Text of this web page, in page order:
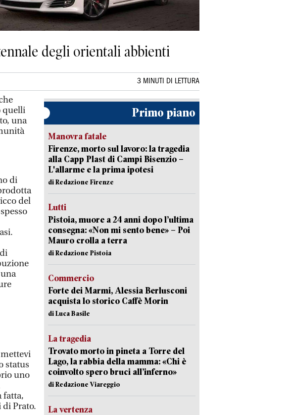
degli orientali abbienti
3 MINUTI DI LETTURA
quelli
una
di
del
status
uno
fatta,
Prato.
Primo piano
Manovra fatale
Firenze, morto sul lavoro: la tragedia
alla Capp Plast di Campi Bisenzio –
L'allarme e la prima ipotesi
di Redazione Firenze
Lutti
Pistoia, muore a 24 anni dopo l’ultima
consegna: «Non mi sento bene» – Poi
Mauro crolla a terra
di Redazione Pistoia
Commercio
Forte dei Marmi, Alessia Berlusconi
acquista lo storico Caffè Morin
di Luca Basile
La tragedia
Trovato morto in pineta a Torre del
Lago, la rabbia della mamma: «Chi è
coinvolto spero bruci all’inferno»
di Redazione Viareggio
La vertenza